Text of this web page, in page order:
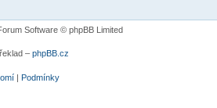
Software © phpBB Limited
– phpBB.cz
| Podmínky